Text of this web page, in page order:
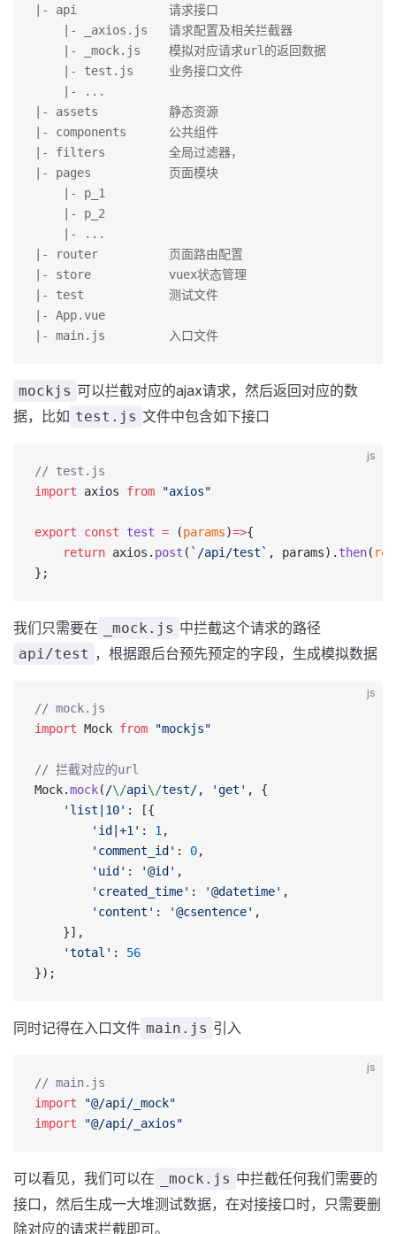
|- api             请求接口
    |- _axios.js   请求配置及相关拦截器
    |- _mock.js    模拟对应请求url的返回数据
    |- test.js     业务接口文件
    |- ...
|- assets          静态资源
|- components      公共组件
|- filters         全局过滤器，
|- pages           页面模块
    |- p_1
    |- p_2
    |- ...
|- router          页面路由配置
|- store           vuex状态管理
|- test            测试文件
|- App.vue
|- main.js         入口文件
mockjs 可以拦截对应的ajax请求，然后返回对应的数
据，比如 test.js 文件中包含如下接口
js
// test.js
import axios from "axios"
export const test = (params)=>{
    return
axios. post ( `/api/test` , params). then( res
};
我们只需要在 _mock.js 中拦截这个请求的路径
api/test ，根据跟后台预先预定的字段，生成模拟数据
js
// mock.js
import Mock from "mockjs"
// 拦截对应的url
Mock.mock( /\/api \/test/, 'get' , {
    'list|10'
: [{
        'id|+1'
: 1 ,
        'comment_id'
: 0,
        'uid'
: '@id' ,
        'created_time'
: '@datetime' ,
        'content'
: '@csentence' ,
    }],
    'total'
: 56
});
同时记得在入口文件 main.js 引入
js
// main.js
import "@/api/_mock"
import "@/api/_axios"
可以看见，我们可以在 _mock.js 中拦截任何我们需要的
接口，然后生成一大堆测试数据，在对接接口时，只需要删
除对应的请求拦截即可。